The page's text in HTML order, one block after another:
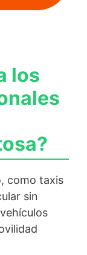
los
como taxis
sin